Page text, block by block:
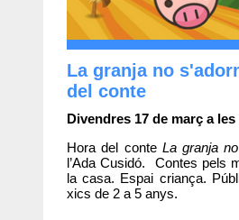
La granja no
del conte
Divendres 17 de març a
Hora del conte La granja
l’Ada Cusidó. Contes pels
la casa. Espai criança.
xics de 2 a 5 anys.